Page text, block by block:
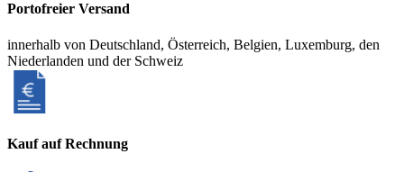
Portofreier Versand
innerhalb von Deutschland, Österreich, Belgien, Luxemburg, den
Niederlanden und der Schweiz
Kauf auf Rechnung